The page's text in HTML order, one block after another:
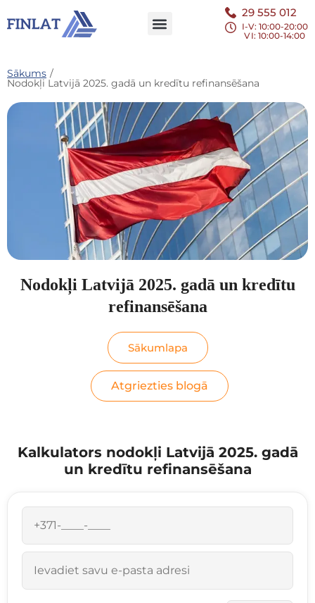
29 555 012
I-V: 10:00-20:00
VI: 10:00-14:00
Sākums /
Nodokļi Latvijā 2025. gadā un kredītu refinansēšana
Nodokļi Latvijā 2025. gadā un kredītu
refinansēšana
Sākumlapa
Atgriezties blogā
Kalkulators nodokļi Latvijā 2025. gadā
un kredītu refinansēšana